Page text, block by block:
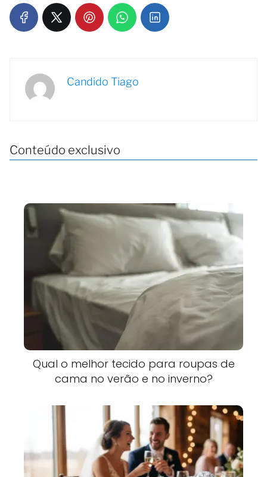
Candido Tiago
Conteúdo exclusivo
Qual o melhor tecido para roupas de
cama no verão e no inverno?